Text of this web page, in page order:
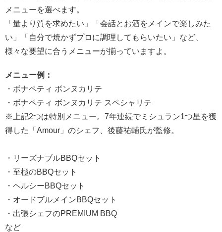
メニューを選べます。
「量より質を求めたい」「会話とお酒をメインで楽しみた
い」「自分で焼かずプロに調理してもらいたい」など、
様々な要望に合うメニューが揃っていますよ。
メニュー例：
・ボナペティ ボンヌカリテ
・ボナペティ ボンヌカリテ スペシャリテ
※上記2つは特別メニュー。7年連続でミシュラン1つ星を獲
得した「Amour」のシェフ、後藤祐輔氏が監修。
・リーズナブルBBQセット
・至極のBBQセット
・ヘルシーBBQセット
・オードブルメインBBQセット
・出張シェフのPREMIUM BBQ
など